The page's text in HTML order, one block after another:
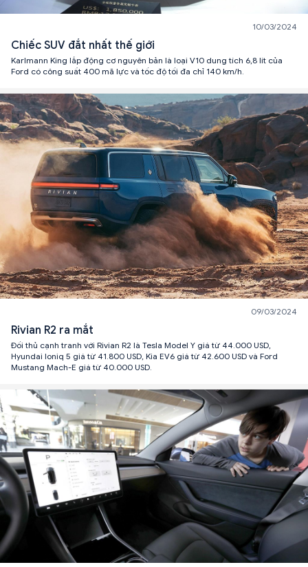
10/03/2024
Chiếc SUV đắt nhất thế giới
Karlmann King lắp động cơ nguyên bản là loại V10 dung tích 6,8 lít của
Ford có công suất 400 mã lực và tốc độ tối đa chỉ 140 km/h.
09/03/2024
Rivian R2 ra mắt
Đối thủ cạnh tranh với Rivian R2 là Tesla Model Y giá từ 44.000 USD,
Hyundai Ioniq 5 giá từ 41.800 USD, Kia EV6 giá từ 42.600 USD và Ford
Mustang Mach-E giá từ 40.000 USD.